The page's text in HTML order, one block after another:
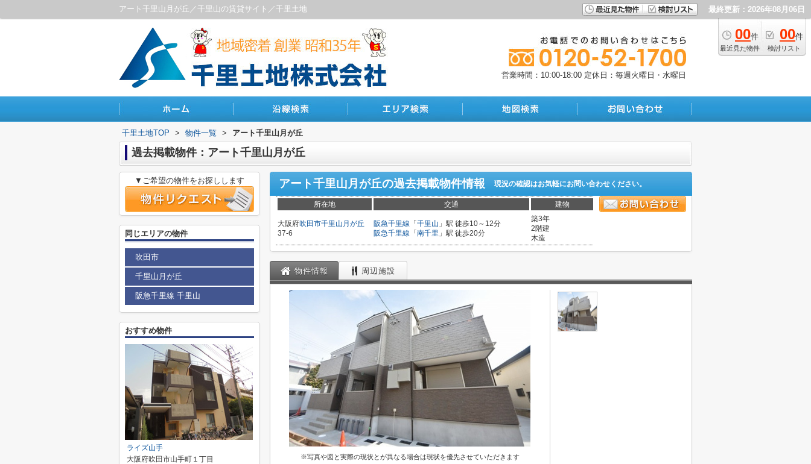
アート千里山月が丘／千里山の賃貸サイト／千里土地 最終更新：2026年08月06日
00件
最近見た物件
00件
検討リスト
営業時間：10:00-18:00 定休日：毎週火曜日・水曜日
千里土地TOP > 物件一覧 > アート千里山月が丘
過去掲載物件：アート千里山月が丘
アート千里山月が丘の過去掲載物件情報 現況の確認はお気軽にお問い合わせください。
所在地 交通 建物
大阪府吹田市千里山月が丘
37-6
阪急千里線 「 千里山 」駅 徒歩10～12分
阪急千里線 「 南千里 」駅 徒歩20分
築3年
2階建
木造
物件情報 周辺施設
※写真や図と実際の現状とが異なる場合は現状を優先させていただきます
▼ご希望の物件をお探しします
同じエリアの物件
吹田市
千里山月が丘
阪急千里線 千里山
おすすめ物件
ライズ山手
大阪府吹田市山手町１丁目